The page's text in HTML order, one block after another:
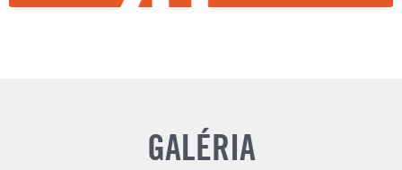
GALÉRIA